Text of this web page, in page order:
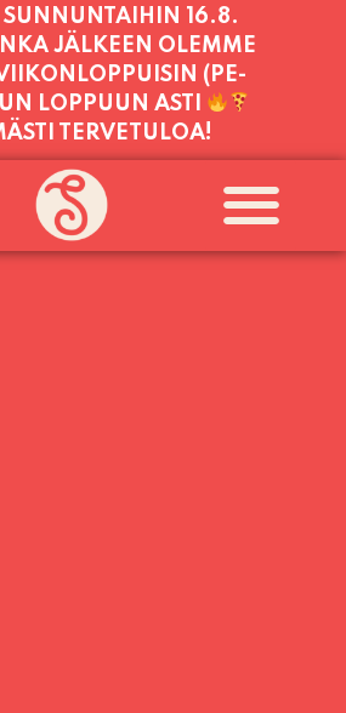
11:00 - 21:00
PÄIVITTÄIN (MA-SU
SUNNUNTAIHIN 16.8.
JÄLKEEN OLEMME
(PE-
LOPPUUN ASTI
TERVETULOA!